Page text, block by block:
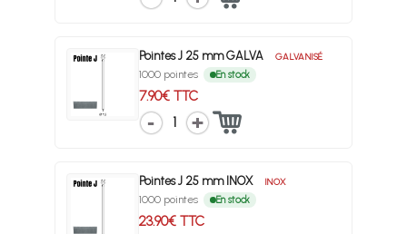
Pointes J 25 mm GALVA GALVANISÉ
1000 pointes En stock
7.90€ TTC
1
Pointes J 25 mm INOX INOX
1000 pointes En stock
23.90€ TTC